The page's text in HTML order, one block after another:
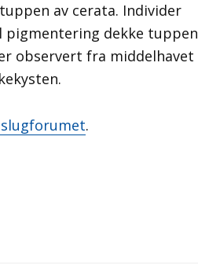
av cerata. Individer
dekke tuppen
observert fra middelhavet
.